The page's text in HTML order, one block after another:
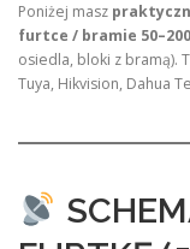
KONTAKT
Poniżej masz
furtce / bramie
osiedla, bloki z bramą).
Tuya, Hikvision, Dahua